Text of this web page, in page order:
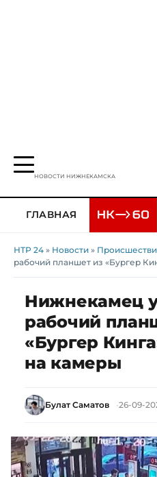
НОВОСТИ НИЖНЕКАМСКА
ГЛАВНАЯ
НТР 24 » Новости »
рабочий планшет из «Бургер
Нижнекамец
рабочий
«Бургер
на камеры
Булат Саматов 26-09-